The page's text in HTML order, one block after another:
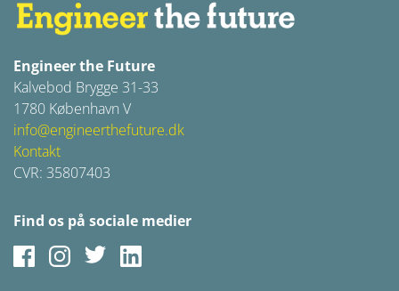
Engineer the Future
Kalvebod Brygge 31-33
1780 København V
info@engineerthefuture.dk
Kontakt
CVR: 35807403
Find os på sociale medier
FacebookInstagram
Twitter